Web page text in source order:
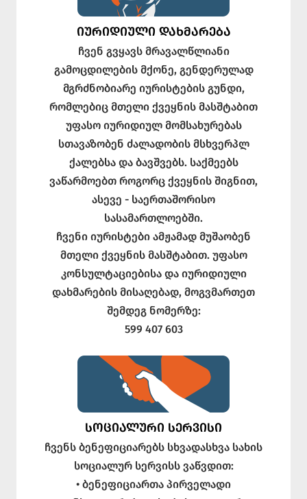
ᲘᲣᲠᲘᲓᲘᲣᲚᲘ ᲓᲐᲮᲛᲐᲠᲔᲑᲐ
ჩვენ გვყავს მრავალწლიანი
გამოცდილების მქონე, გენდერულად
მგრძნობიარე იურისტების გუნდი,
რომლებიც მთელი ქვეყნის მასშტაბით
უფასო იურიდიულ მომსახურებას
სთავაზობენ ძალადობის მსხვერპლ
ქალებსა და ბავშვებს. საქმეებს
ვაწარმოებთ როგორც ქვეყნის შიგნით,
ასევე - საერთაშორისო
სასამართლოებში.
ჩვენი იურისტები ამჟამად მუშაობენ
მთელი ქვეყნის მასშტაბით. უფასო
კონსულტაციებისა და იურიდიული
დახმარების მისაღებად, მოგვმართეთ
შემდეგ ნომერზე:
599 407 603
ᲡᲝᲪᲘᲐᲚᲣᲠᲘ ᲡᲔᲠᲕᲘᲡᲘ
ჩვენს ბენეფიციარებს სხვადასხვა სახის
სოციალურ სერვისს ვაწვდით:
• ბენეფიციართა პირველადი